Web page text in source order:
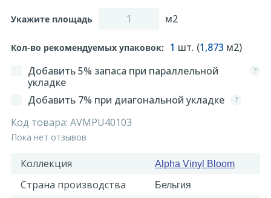
Укажите площадь м2
Кол-во рекомендуемых упаковок: 1 шт. (1,873 м2)
Добавить 5% запаса при параллельной
укладке
?
Добавить 7% при диагональной укладке ?
Код товара: AVMPU40103
Пока нет отзывов
Коллекция Alpha Vinyl Bloom
Страна производства Бельгия